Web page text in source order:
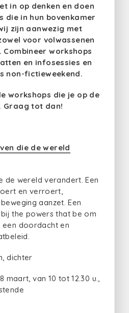
in op denken en doen
die in hun bovenkamer
zijn aanwezig met
voor volwassenen
Combineer workshops
en infosessies en
non-fictieweekend.
workshops die je op de
Graag tot dan!
die de wereld
de wereld verandert. Een
en verroert,
aanzet. Een
the powers that be om
doordacht en
dichter
van 10 tot 12.30 u.,